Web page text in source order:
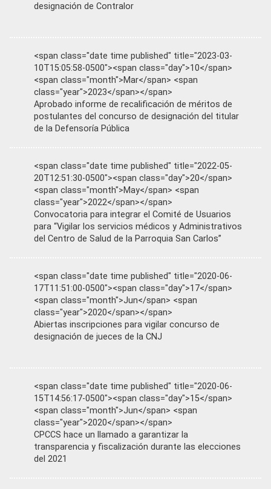
designación de Contralor
<span class="date time published" title="2023-03-
10T15:05:58-0500"><span class="day">10</span>
<span class="month">Mar</span> <span
class="year">2023</span></span>
Aprobado informe de recalificación de méritos de
postulantes del concurso de designación del titular
de la Defensoría Pública
<span class="date time published" title="2022-05-
20T12:51:30-0500"><span class="day">20</span>
<span class="month">May</span> <span
class="year">2022</span></span>
Convocatoria para integrar el Comité de Usuarios
para “Vigilar los servicios médicos y Administrativos
del Centro de Salud de la Parroquia San Carlos”
<span class="date time published" title="2020-06-
17T11:51:00-0500"><span class="day">17</span>
<span class="month">Jun</span> <span
class="year">2020</span></span>
Abiertas inscripciones para vigilar concurso de
designación de jueces de la CNJ
<span class="date time published" title="2020-06-
15T14:56:17-0500"><span class="day">15</span>
<span class="month">Jun</span> <span
class="year">2020</span></span>
CPCCS hace un llamado a garantizar la
transparencia y fiscalización durante las elecciones
del 2021